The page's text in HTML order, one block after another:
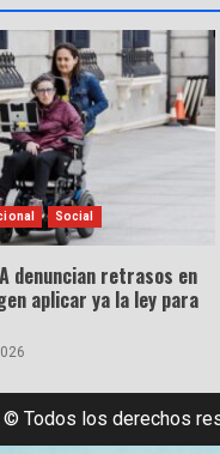
Social
denuncian retrasos en
aplicar ya la ley para
© Todos los derechos